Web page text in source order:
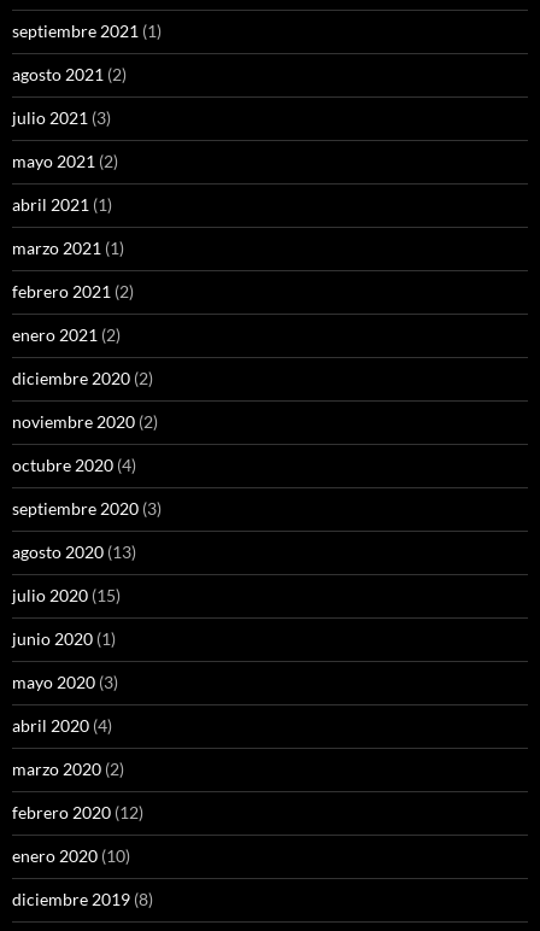
septiembre 2021 (1)
agosto 2021 (2)
julio 2021 (3)
mayo 2021 (2)
abril 2021 (1)
marzo 2021 (1)
febrero 2021 (2)
enero 2021 (2)
diciembre 2020 (2)
noviembre 2020 (2)
octubre 2020 (4)
septiembre 2020 (3)
agosto 2020 (13)
julio 2020 (15)
junio 2020 (1)
mayo 2020 (3)
abril 2020 (4)
marzo 2020 (2)
febrero 2020 (12)
enero 2020 (10)
diciembre 2019 (8)